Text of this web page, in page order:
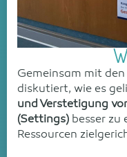
Gemeinsam mit
diskutiert, wie es
und Verstetigung
(Settings) besser zu
Ressourcen